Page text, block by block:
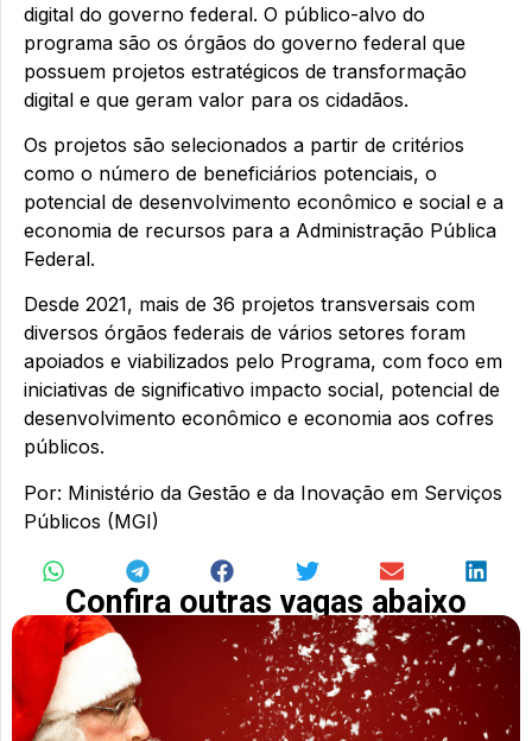
digital do governo federal. O público-alvo do
programa são os órgãos do governo federal que
possuem projetos estratégicos de transformação
digital e que geram valor para os cidadãos.
Os projetos são selecionados a partir de critérios
como o número de beneficiários potenciais, o
potencial de desenvolvimento econômico e social e a
economia de recursos para a Administração Pública
Federal.
Desde 2021, mais de 36 projetos transversais com
diversos órgãos federais de vários setores foram
apoiados e viabilizados pelo Programa, com foco em
iniciativas de significativo impacto social, potencial de
desenvolvimento econômico e economia aos cofres
públicos.
Por: Ministério da Gestão e da Inovação em Serviços
Públicos (MGI)
Confira outras vagas abaixo